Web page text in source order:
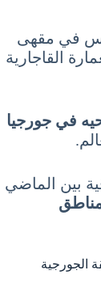
في مقهى
القاجارية
في جورجيا
بين الماضي
الجورجية